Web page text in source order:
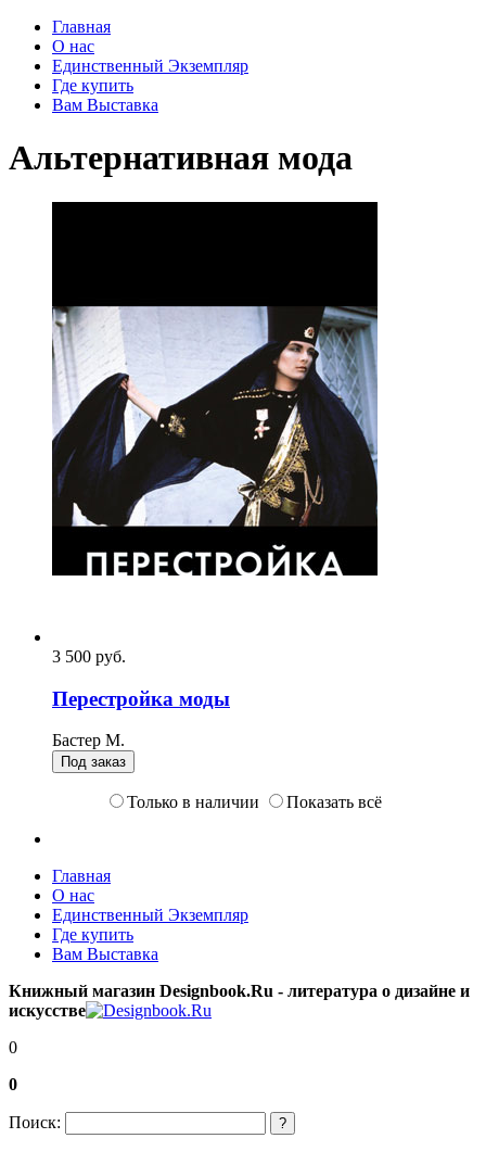
Главная
О нас
Единственный Экземпляр
Где купить
Вам Выставка
Альтернативная мода
3 500 pуб.
Перестройка моды
Бастер М.
Под заказ
Только в наличии Показать всё
Главная
О нас
Единственный Экземпляр
Где купить
Вам Выставка
Книжный магазин Designbook.Ru - литература о дизайне и
искусстве
0
0
Поиск: ?